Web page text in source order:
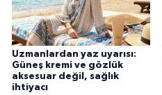
Uzmanlardan yaz uyarısı:
Güneş kremi ve gözlük
aksesuar değil, sağlık
ihtiyacı